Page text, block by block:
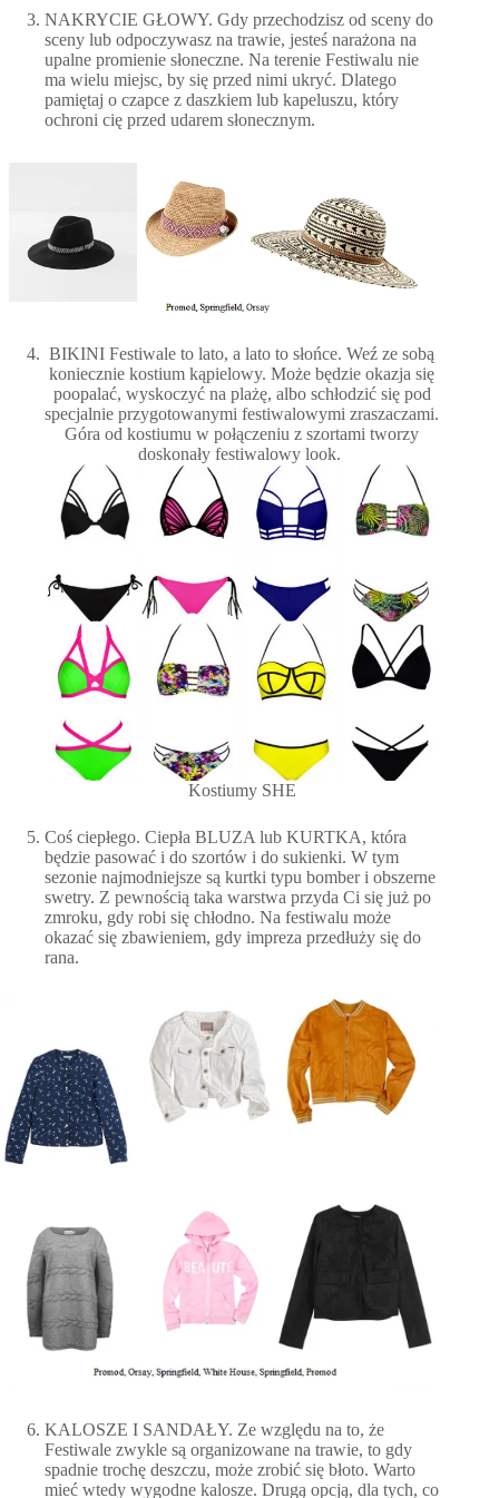
NAKRYCIE GŁOWY. Gdy przechodzisz od sceny do
sceny lub odpoczywasz na trawie, jesteś narażona na
upalne promienie słoneczne. Na terenie Festiwalu nie
ma wielu miejsc, by się przed nimi ukryć. Dlatego
pamiętaj o czapce z daszkiem lub kapeluszu, który
ochroni cię przed udarem słonecznym.
BIKINI Festiwale to lato, a lato to słońce. Weź ze sobą
koniecznie kostium kąpielowy. Może będzie okazja się
poopalać, wyskoczyć na plażę, albo schłodzić się pod
specjalnie przygotowanymi festiwalowymi zraszaczami.
Góra od kostiumu w połączeniu z szortami tworzy
doskonały festiwalowy look.
Kostiumy SHE
Coś ciepłego. Ciepła BLUZA lub KURTKA, która
będzie pasować i do szortów i do sukienki. W tym
sezonie najmodniejsze są kurtki typu bomber i obszerne
swetry. Z pewnością taka warstwa przyda Ci się już po
zmroku, gdy robi się chłodno. Na festiwalu może
okazać się zbawieniem, gdy impreza przedłuży się do
rana.
KALOSZE I SANDAŁY. Ze względu na to, że
Festiwale zwykle są organizowane na trawie, to gdy
spadnie trochę deszczu, może zrobić się błoto. Warto
mieć wtedy wygodne kalosze. Drugą opcją, dla tych, co